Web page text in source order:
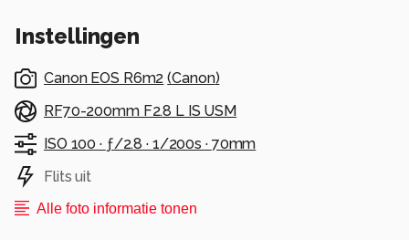
Instellingen
Canon EOS R6m2 (Canon)
RF70-200mm F2.8 L IS USM
ISO 100 · ƒ/2.8 · 1/200s · 70mm
Flits uit
Alle foto informatie tonen